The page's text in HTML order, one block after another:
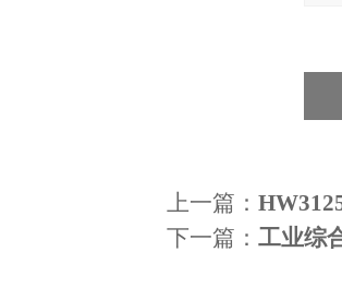
上一篇：
下一篇： 工业综